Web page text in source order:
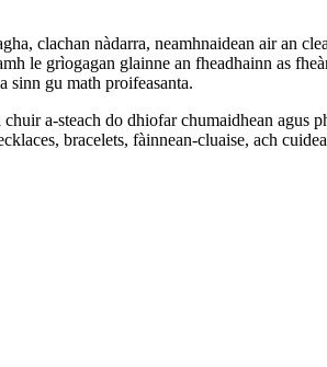
clachan nàdarra, neamhnaidean air an
le grìogagan glainne an fheadhainn as
sinn gu math proifeasanta.
a-steach do dhiofar chumaidhean agus
bracelets, fàinnean-cluaise, ach